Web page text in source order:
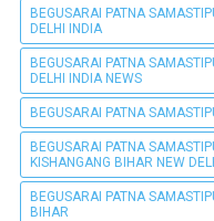
BEGUSARAI PATNA
DELHI INDIA
BEGUSARAI PATNA
DELHI INDIA NEWS
BEGUSARAI PATNA
BEGUSARAI PATNA
KISHANGANG BIHAR NEW
BEGUSARAI PATNA
BIHAR